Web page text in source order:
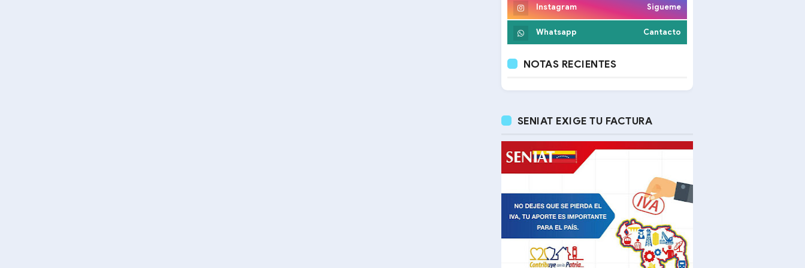
Instagram Sigueme
Whatsapp Cantacto
NOTAS RECIENTES
SENIAT EXIGE TU FACTURA